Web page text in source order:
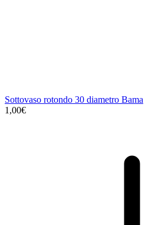
Sottovaso rotondo 30 diametro Bama
1,00€